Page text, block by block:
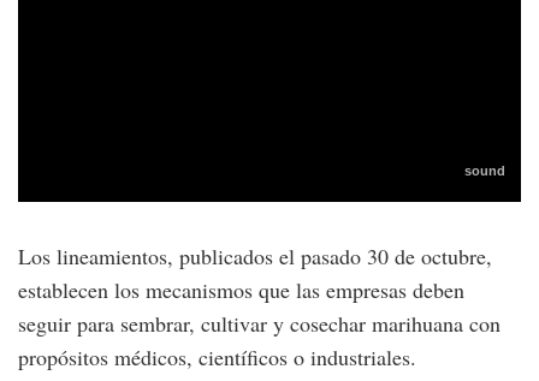
Los lineamientos, publicados el pasado 30 de octubre,
establecen los mecanismos que las empresas deben
seguir para sembrar, cultivar y cosechar marihuana con
propósitos médicos, científicos o industriales.